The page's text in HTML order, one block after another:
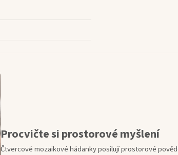
Procvičte si prostorové myšlení
Čtvercové mozaikové hádanky posilují prostorové